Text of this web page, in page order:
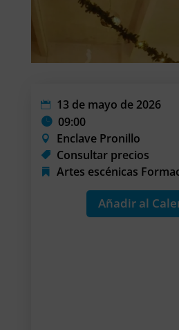
13 de mayo de 2026
09:00
Enclave Pronillo
Consultar precios
Artes escénicas
Añadir al